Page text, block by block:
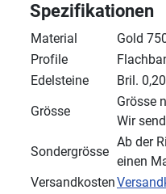
Spezifikationen
Material
Gold
Profile
Edelsteine
Bril.
Grösse
Grösse
Wir
Sondergrösse
Ab der
einen
Versandkosten